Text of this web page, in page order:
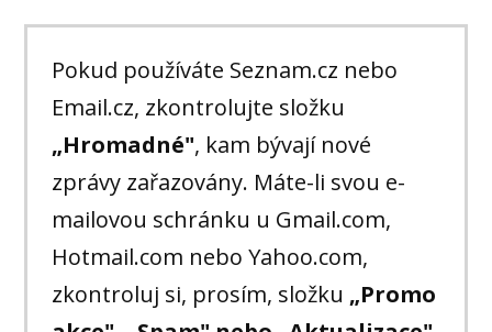
Pokud používáte Seznam.cz nebo
Email.cz, zkontrolujte složku
„Hromadné", kam bývají nové
zprávy zařazovány. Máte-li svou e-
mailovou schránku u Gmail.com,
Hotmail.com nebo Yahoo.com,
zkontroluj si, prosím, složku „Promo